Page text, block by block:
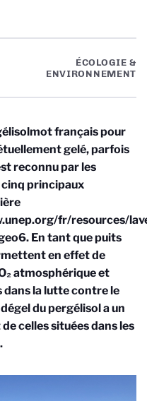
ÉCOLOGIE &
ENVIRONNEMENT
mot français pour
gelé, parfois
reconnu par les
cinq principaux
fr/resources/
. En tant que puits
en effet de
atmosphérique et
dans la lutte contre le
du pergélisol a un
celles situées dans les